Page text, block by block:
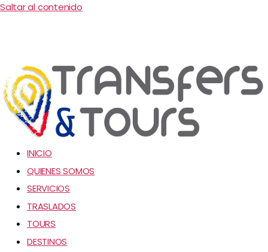
Saltar al contenido
INICIO
QUIENES SOMOS
SERVICIOS
TRASLADOS
TOURS
DESTINOS